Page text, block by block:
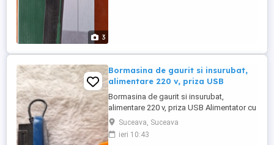
3
Bormasina de gaurit si insurubat,
alimentare 220 v, priza USB
Bormasina de gaurit si insurubat,
alimentare 220 v, priza USB Alimentator cu
tensiune reglabila 12 - 24 V, 3 amperi, cu
mufa USB pentru incarcare
Suceava, Suceava
ieri 10:43